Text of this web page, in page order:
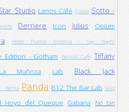
Studio Larios Café Epoka Sotto -
Derriere Icon Julius
Opium
Hotel Puerta América - Sky Night
Edition - Gotham Revival Café Tiffany
Muñoza Lab
Black Jack
- Ifema Panda B12 The Bar Lab Sala
Hoyo del Queque Gabana
No tan